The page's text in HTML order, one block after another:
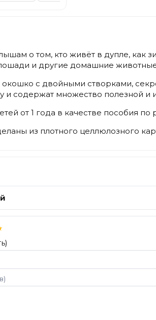
о том, кто живёт в дупле, как
и другие домашние
с двойными створками,
и содержат множество полезной
от 1 года в качестве пособия
из плотного целлюлозного